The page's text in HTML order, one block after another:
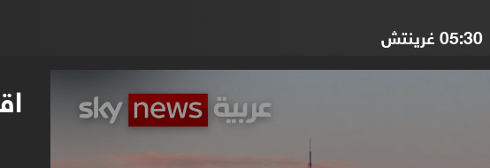
05:30غرينتش
seconds